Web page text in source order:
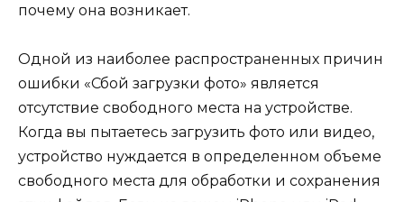
почему она возникает.
Одной из наиболее распространенных причин
ошибки «Сбой загрузки фото» является
отсутствие свободного места на устройстве.
Когда вы пытаетесь загрузить фото или видео,
устройство нуждается в определенном объеме
свободного места для обработки и сохранения